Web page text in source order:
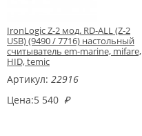
IronLogic Z-2 мод. RD-ALL (Z-2
USB) (9490 / 7716) настольный
считыватель em-marine, mifare,
HID, temic
Артикул: 22916
Цена:5 540 ₽